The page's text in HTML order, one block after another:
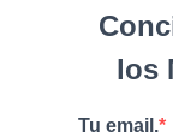
los
Tu email.